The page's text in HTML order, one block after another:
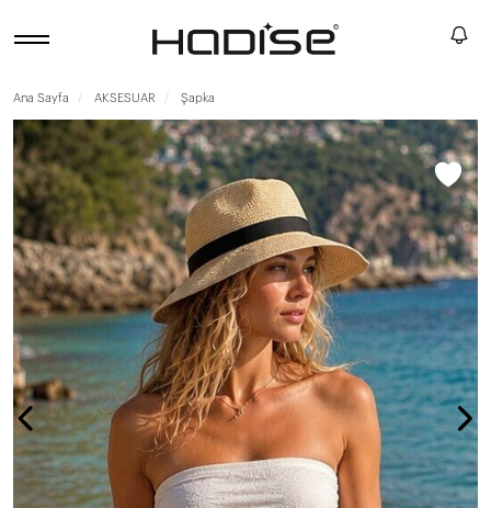
Ana Sayfa AKSESUAR Şapka